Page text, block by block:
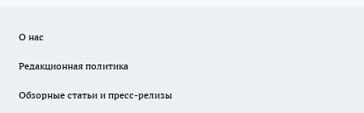
О нас
Редакционная политика
Обзорные статьи и пресс-релизы